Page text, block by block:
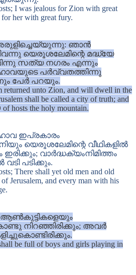
I was jealous for Zion with great
her with great fury.
ഞാൻ
യെരൂശലേമിന്റെ മദ്ധ്യേ
സത്യ നഗരം എന്നും
പർവ്വതത്തിന്നു
പേർ പറയും.
returned unto Zion, and will dwell in the
shall be called a city of truth; and
hosts the holy mountain.
ഇപ്രകാരം
യെരൂശലേമിന്റെ വീഥികളിൽ
വാർദ്ധക്യംനിമിത്തം
പടിക്കും.
There shall yet old men and old
Jerusalem, and every man with his
ആൺകുട്ടികളെയും
നിറഞ്ഞിരിക്കും; അവർ
be full of boys and girls playing in